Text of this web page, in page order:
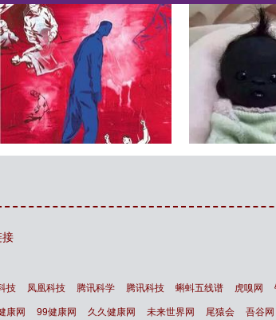
接
技 凤凰科技 腾讯科学 腾讯科技 蝌蚪五线谱 虎嗅网
康网 99健康网 久久健康网 未来世界网 尾猿会 吾谷网